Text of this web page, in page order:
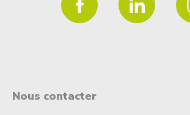
Nous contacter